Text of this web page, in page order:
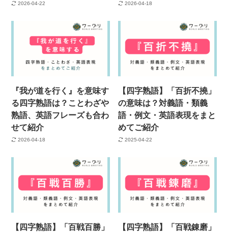
2026-04-22 2026-04-18
『我が道を行く』を意味す
る四字熟語は？ことわざや
熟語、英語フレーズも合わ
せて紹介
2026-04-18
【四字熟語】「百折不撓」
の意味は？対義語・類義
語・例文・英語表現をまと
めてご紹介
2025-04-22
【四字熟語】「百戦百勝」
【四字熟語】「百戦錬磨」